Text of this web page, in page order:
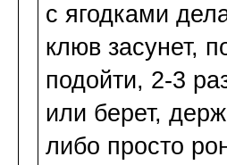
с ягодками
клюв засунет,
подойти, 2-3
или берет,
либо просто